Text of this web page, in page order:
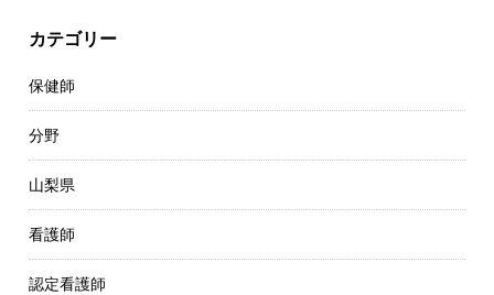
カテゴリー
保健師
分野
山梨県
看護師
認定看護師